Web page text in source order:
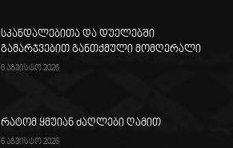
სკანდალებითა და დუელებში
გამარჯვებით განთქმული მომღერალი
6 აგვისტო 2026
რატომ ყმუიან ძაღლები ღამით
6 აგვისტო 2026